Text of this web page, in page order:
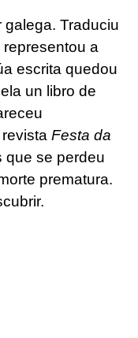
Traduciu
a
escrita quedou
un libro de
Festa da
que se perdeu
prematura.